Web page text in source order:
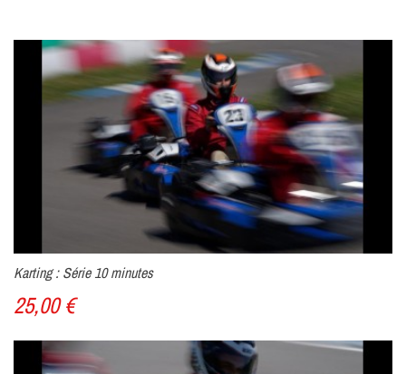
poussés comme le Super Challenge ou l’Endurance, ou
encore le championnat SWS.
Débutants, amateurs ou pilotes confirmés : toutes les
activités du karting du Laquais sont accessibles à partir de
14 ans et 1m40.
Karting : Série 10 minutes
25,00 €